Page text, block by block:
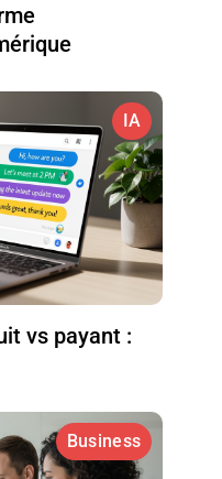
IA
vs payant :
Business